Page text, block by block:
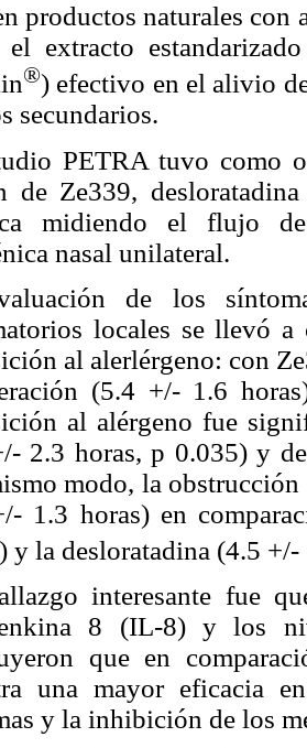
productos naturales
el extracto
®) efectivo en el alivio
secundarios.
PETRA tuvo como
de Ze339,
midiendo el flujo
nasal unilateral.
de los
locales se llevó a
al alerlérgeno: con
(5.4 +/- 1.6
al alérgeno fue
2.3 horas, p 0.035) y
modo, la obstrucción
1.3 horas) en
y la desloratadina (4.5
interesante fue
8 (IL-8) y los
que en
una mayor eficacia
y la inhibición de los